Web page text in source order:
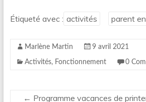
Étiqueté avec : activités parent
Marlène Martin 9 avril 2021
Activités, Fonctionnement 0
← Programme vacances de